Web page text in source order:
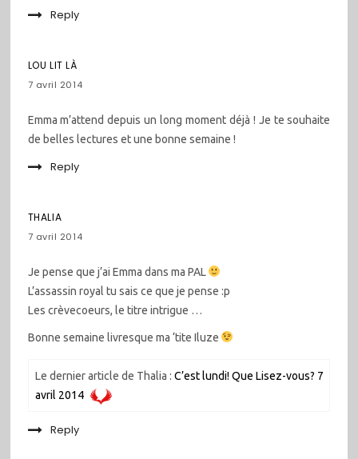
Reply
LOU LIT LÀ
7 avril 2014
Emma m’attend depuis un long moment déjà ! Je te souhaite
de belles lectures et une bonne semaine !
Reply
THALIA
7 avril 2014
Je pense que j’ai Emma dans ma PAL
L’assassin royal tu sais ce que je pense :p
Les crèvecoeurs, le titre intrigue …
Bonne semaine livresque ma ‘tite Iluze
Le dernier article de Thalia : C’est lundi! Que Lisez-vous? 7
avril 2014
Reply